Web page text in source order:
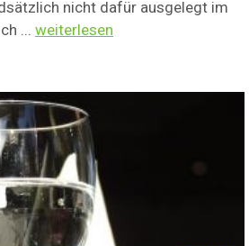
nicht dafür ausgelegt im
... weiterlesen